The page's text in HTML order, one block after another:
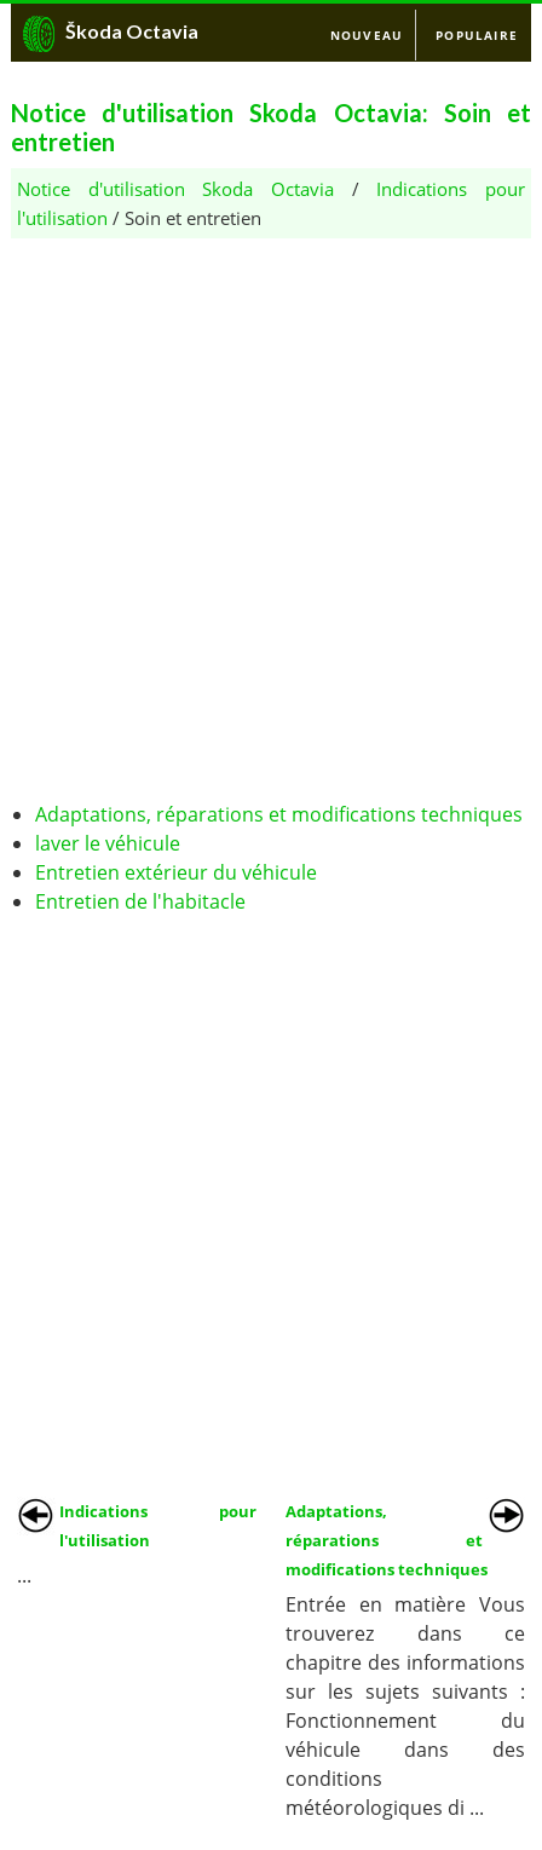
Škoda Octavia NOUVEAU POPULAIRE
Notice d'utilisation Skoda Octavia: Soin et
entretien
Notice d'utilisation Skoda Octavia / Indications pour
l'utilisation / Soin et entretien
Adaptations, réparations et modifications techniques
laver le véhicule
Entretien extérieur du véhicule
Entretien de l'habitacle
Indications pour
l'utilisation
...
Adaptations,
réparations et
modifications techniques
Entrée en matière Vous
trouverez dans ce
chapitre des informations
sur les sujets suivants :
Fonctionnement du
véhicule dans des
conditions
météorologiques di ...